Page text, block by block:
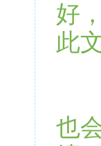
好
此
当
也